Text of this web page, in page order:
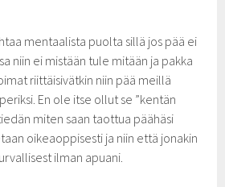
mentaalista puolta sillä jos pää ei
niin ei mistään tule mitään ja pakka
riittäisivätkin niin pää meillä
En ole itse ollut se ”kentän
miten saan taottua päähäsi
oikeaoppisesti ja niin että jonakin
ilman apuani.